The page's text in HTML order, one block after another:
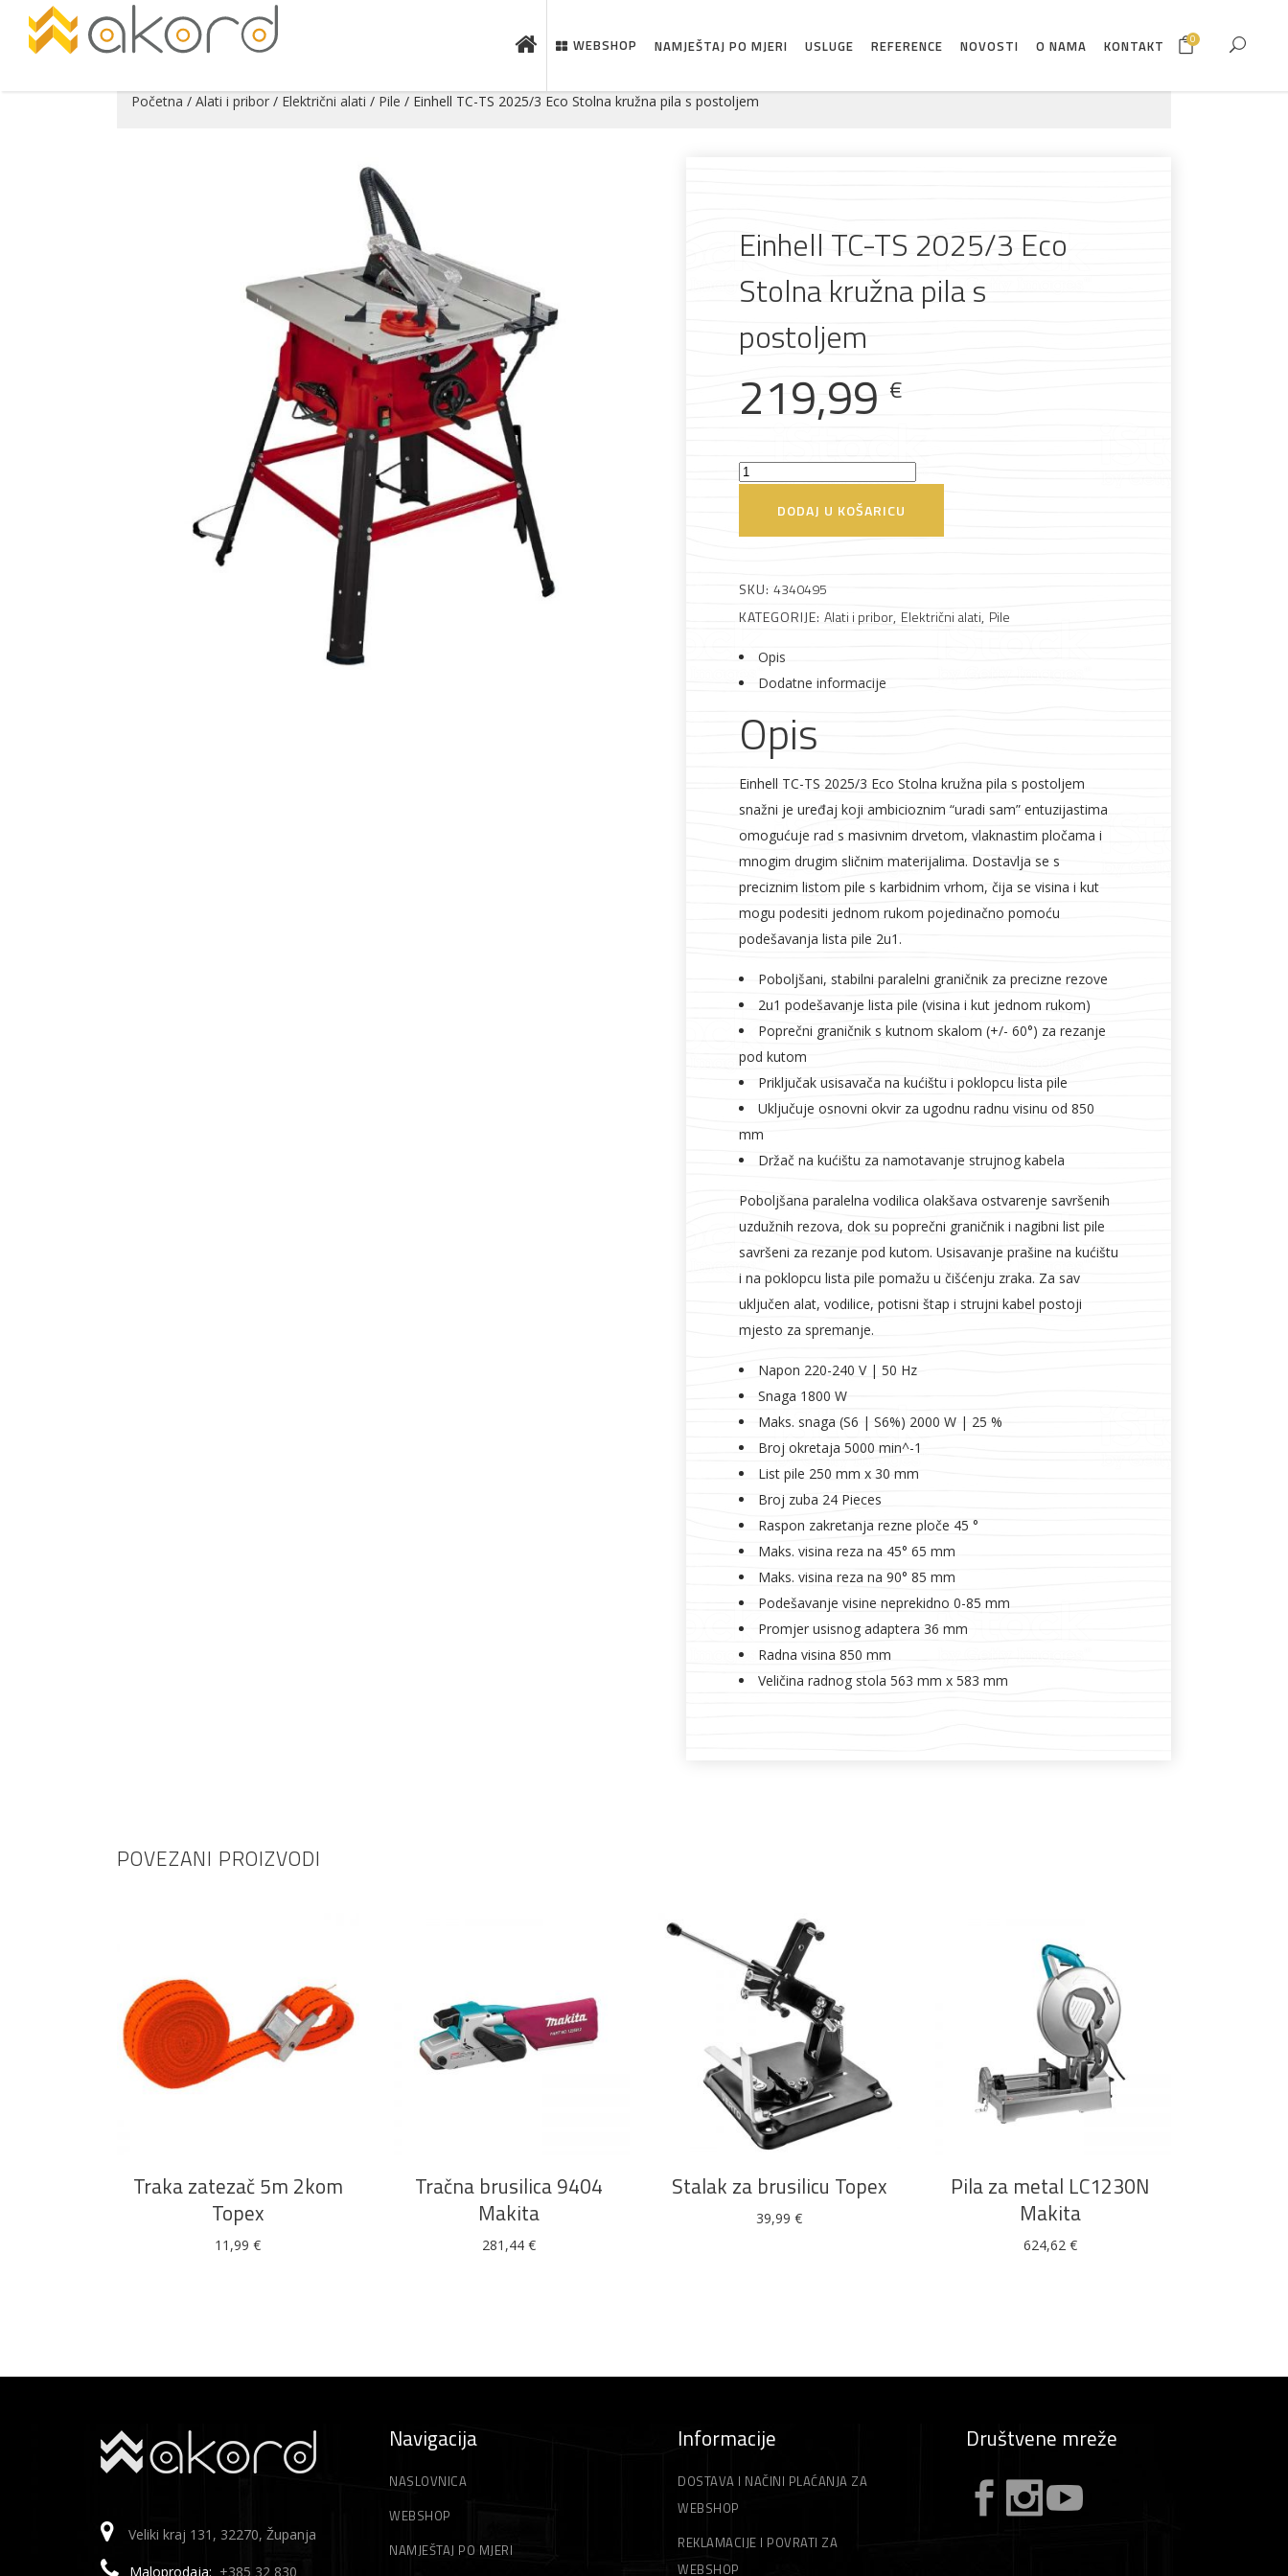
Pogledajte što je novo u ponudi
Pločasti
materijali
Elektromaterijal
WEBSHOP NAMJEŠTAJ PO MJERI USLUGE REFERENCE NOVOSTI O NAMA KONTAKT 0
Početna / Alati i pribor / Električni alati / Pile / Einhell TC-TS 2025/3 Eco Stolna kružna pila s postoljem
Einhell TC-TS 2025/3 Eco
Stolna kružna pila s
postoljem
219,99 €
Einhell
Stolna
kružna
pila
s
količina
DODAJ U KOŠARICU
SKU: 4340495
KATEGORIJE: Alati i pribor, Električni alati, Pile
Opis
Dodatne informacije
Opis
Einhell TC-TS 2025/3 Eco Stolna kružna pila s postoljem
snažni je uređaj koji ambicioznim “uradi sam” entuzijastima
omogućuje rad s masivnim drvetom, vlaknastim pločama i
mnogim drugim sličnim materijalima. Dostavlja se s
preciznim listom pile s karbidnim vrhom, čija se visina i kut
mogu podesiti jednom rukom pojedinačno pomoću
podešavanja lista pile 2u1.
Poboljšani, stabilni paralelni graničnik za precizne rezove
2u1 podešavanje lista pile (visina i kut jednom rukom)
Poprečni graničnik s kutnom skalom (+/- 60°) za rezanje
pod kutom
Priključak usisavača na kućištu i poklopcu lista pile
Uključuje osnovni okvir za ugodnu radnu visinu od 850
mm
Držač na kućištu za namotavanje strujnog kabela
Poboljšana paralelna vodilica olakšava ostvarenje savršenih
uzdužnih rezova, dok su poprečni graničnik i nagibni list pile
savršeni za rezanje pod kutom. Usisavanje prašine na kućištu
i na poklopcu lista pile pomažu u čišćenju zraka. Za sav
uključen alat, vodilice, potisni štap i strujni kabel postoji
mjesto za spremanje.
Napon 220-240 V | 50 Hz
Snaga 1800 W
Maks. snaga (S6 | S6%) 2000 W | 25 %
Broj okretaja 5000 min^-1
List pile 250 mm x 30 mm
Broj zuba 24 Pieces
Raspon zakretanja rezne ploče 45 °
Maks. visina reza na 45° 65 mm
Maks. visina reza na 90° 85 mm
Podešavanje visine neprekidno 0-85 mm
Promjer usisnog adaptera 36 mm
Radna visina 850 mm
Veličina radnog stola 563 mm x 583 mm
POVEZANI PROIZVODI
Traka zatezač 5m 2kom
Topex
11,99€
Tračna brusilica 9404
Makita
281,44 €
DODAJ U KOŠARICU
Stalak za brusilicu Topex
39,99€
DODAJ U KOŠARICU
Pila za metal LC1230N
Makita
624,62 €
Veliki kraj 131, 32270, Županja
Maloprodaja: +385 32 830
Navigacija
NASLOVNICA
WEBSHOP
NAMJEŠTAJ PO MJERI
Informacije
DOSTAVA I NAČINI PLAĆANJA ZA
WEBSHOP
REKLAMACIJE I POVRATI ZA
WEBSHOP
Društvene mreže